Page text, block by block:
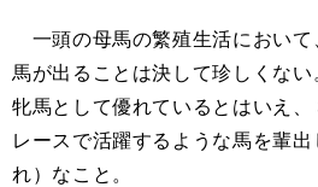
一頭の母馬の繁殖生活において
馬が出ることは決して珍しくな
牝馬として優れているとはいえ
レースで活躍するような馬を輩
れ）なこと。